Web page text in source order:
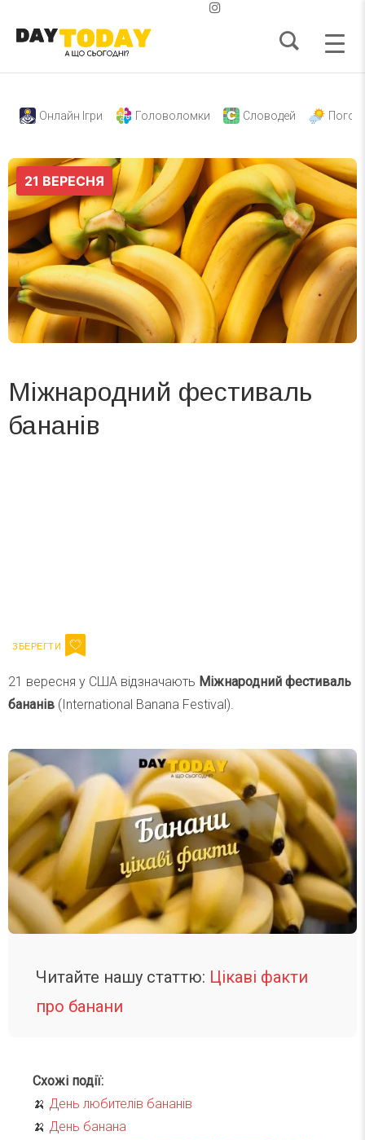
Онлайн Ігри Головоломки Словодей
Міжнародний фестиваль
бананів
21 вересня у США відзначають Міжнародний фестиваль
бананів (International Banana Festival).
Читайте нашу статтю: Цікаві факти
про банани
Схожі події:
🍌 День любителів бананів
🍌 День банана